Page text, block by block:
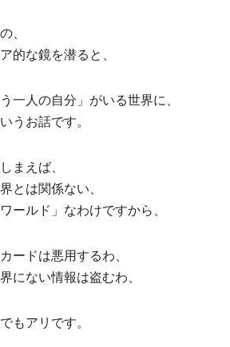
、
的な鏡を潜ると、
一人の自分」がいる世界に、
うお話です。
まえば、
とは関係ない、
ールド」なわけですから、
ードは悪用するわ、
にない情報は盗むわ、
もアリです。